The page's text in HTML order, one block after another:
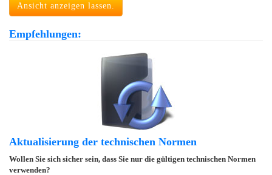
Ansicht anzeigen lassen.
Empfehlungen:
Aktualisierung der technischen Normen
Wollen Sie sich sicher sein, dass Sie nur die gültigen technischen Normen
verwenden?